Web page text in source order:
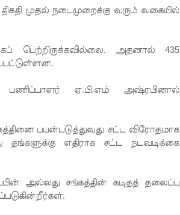
முதல் நடைமுறைக்கு வரும் வகையில்
பெற்றிருக்கவில்லை. அதனால் 435
ஏ.பி.எம் அஷ்ரபினால்
பயன்படுத்துவது சட்ட விரோதமாக
தங்களுக்கு எதிராக சட்ட நடவடிக்கை
அல்லது சங்கத்தின் கடிதத் தலைப்பு